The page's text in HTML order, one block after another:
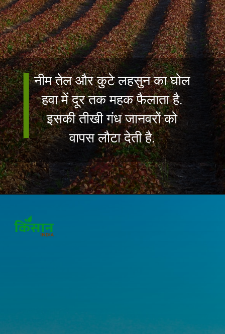
नीम तेल और कुटे लहसुन का घोल
हवा में दूर तक महक फैलाता है.
इसकी तीखी गंध जानवरों को
वापस लौटा देती है.